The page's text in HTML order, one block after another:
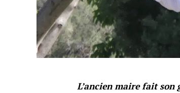
L’ancien maire fait